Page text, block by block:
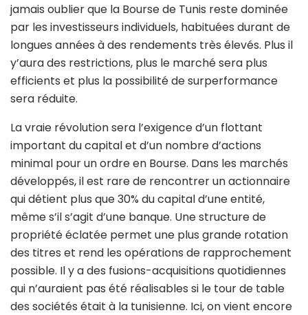
jamais oublier que la Bourse de Tunis reste dominée
par les investisseurs individuels, habituées durant de
longues années à des rendements très élevés. Plus il
y’aura des restrictions, plus le marché sera plus
efficients et plus la possibilité de surperformance
sera réduite.
La vraie révolution sera l’exigence d’un flottant
important du capital et d’un nombre d’actions
minimal pour un ordre en Bourse. Dans les marchés
développés, il est rare de rencontrer un actionnaire
qui détient plus que 30% du capital d’une entité,
même s’il s’agit d’une banque. Une structure de
propriété éclatée permet une plus grande rotation
des titres et rend les opérations de rapprochement
possible. Il y a des fusions-acquisitions quotidiennes
qui n’auraient pas été réalisables si le tour de table
des sociétés était à la tunisienne. Ici, on vient encore